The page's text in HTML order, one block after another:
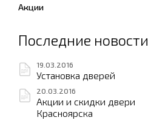
Акции
Последние новости
19.03.2016
Установка дверей
20.03.2016
Акции и скидки двери
Красноярска